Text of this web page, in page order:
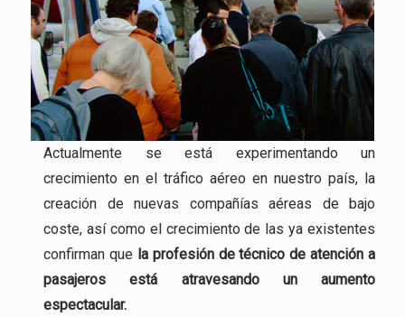
Actualmente se está experimentando un
crecimiento en el tráfico aéreo en nuestro país, la
creación de nuevas compañías aéreas de bajo
coste, así como el crecimiento de las ya existentes
confirman que la profesión de técnico de atención a
pasajeros está atravesando un aumento
espectacular.